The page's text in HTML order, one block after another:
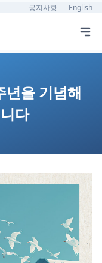
공지사항 English
을 기념해
다